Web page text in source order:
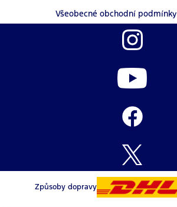
Všeobecné obchodní podmínky
Způsoby dopravy